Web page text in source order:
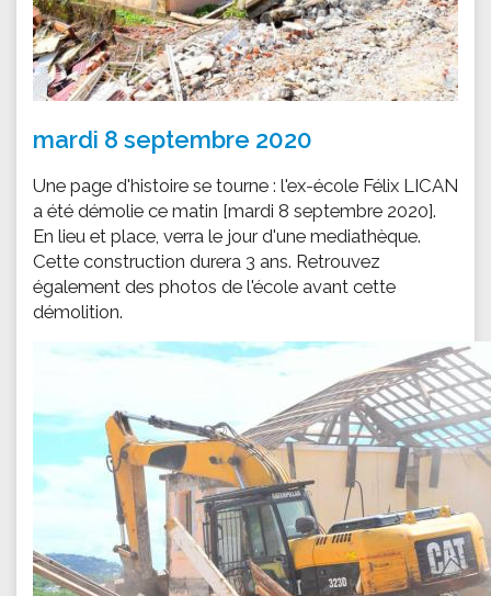
mardi 8 septembre 2020
Une page d'histoire se tourne : l'ex-école Félix LICAN
a été démolie ce matin [mardi 8 septembre 2020].
En lieu et place, verra le jour d'une mediathèque.
Cette construction durera 3 ans. Retrouvez
également des photos de l'école avant cette
démolition.